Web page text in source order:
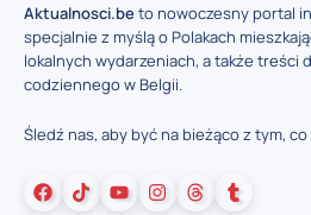
Aktualnosci.beto nowoczesny portal
specjalnie z myślą o Polakach
lokalnych wydarzeniach, a także treści
codziennego w Belgii.
Śledź nas, aby być na bieżąco z tym,